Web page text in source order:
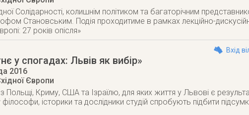
Солідарності, колишнім політиком та багаторічним
Становським. Подія проходитиме в рамках лекційно-
27 років опісля»
Вхід
у спогадах: Львів як вибір»
2016
Європи
Польщі, Криму, США та Ізраїлю, для яких життя у Львові є
історики та дослідники студій спробують підбити